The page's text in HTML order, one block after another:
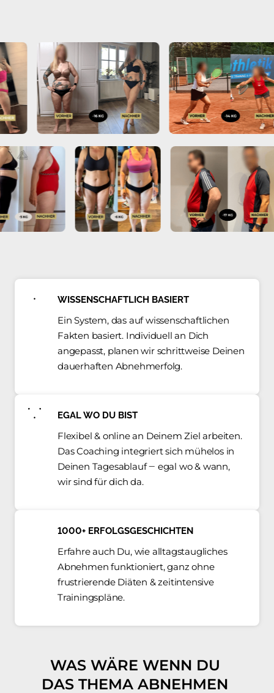
WISSENSCHAFTLICH BASIERT
Ein System, das auf
Fakten basiert. Individuell an
angepasst, planen wir schrittweise
dauerhaften Abnehmerfolg.
EGAL WO DU BIST
Flexibel & online an Deinem Ziel
arbeiten.
Das Coaching integriert sich mühelos
Deinen Tagesablauf ‒ egal wo &
wann,
wir sind für dich da.
1000+ ERFOLGSGESCHICHTEN
Erfahre auch Du, wie
alltagstaugliches
Abnehmen funktioniert, ganz
ohne
frustrierende Diäten &
zeitintensive
Trainingspläne.
WAS WÄRE WENN DU
DAS THEMA